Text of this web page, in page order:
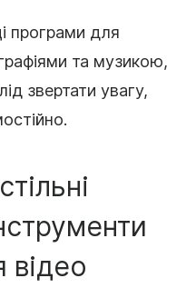
програми для
та музикою,
звертати увагу,
відео